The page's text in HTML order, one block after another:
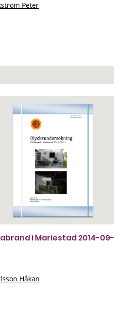
Peter
i Mariestad 2014-09-
Håkan